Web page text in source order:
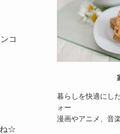
コ
ね☆
暮らしを快適にし
ォー
漫画やアニメ、音